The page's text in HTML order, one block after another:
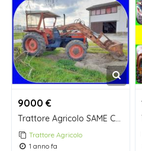
9000 €
Trattore Agricolo
1 anno fa